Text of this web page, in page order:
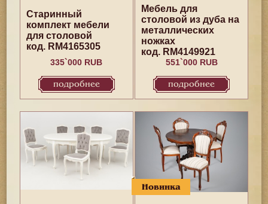
Старинный
комплект мебели
для столовой
код. RM4165305
335`000 RUB
подробнее
Mебель для
столовой из дуба на
металлических
ножках
код. RM4149921
551`000 RUB
подробнее
Новинка